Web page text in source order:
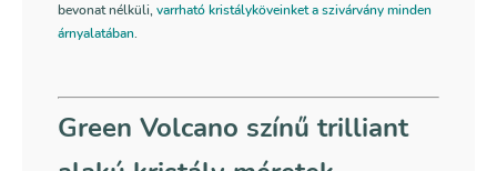
bevonat nélküli, varrható kristályköveinket a szivárvány minden
árnyalatában.
Green Volcano színű trilliant